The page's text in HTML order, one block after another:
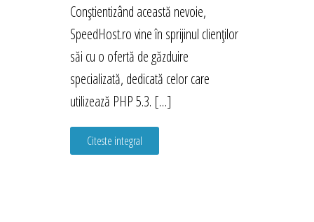
Conștientizând această nevoie,
SpeedHost.ro vine în sprijinul clienților
săi cu o ofertă de găzduire
specializată, dedicată celor care
utilizează PHP 5.3. […]
Citeste integral